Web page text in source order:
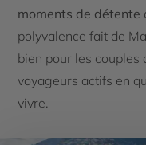
moments de détente
polyvalence fait de
bien pour les couples
voyageurs actifs en
vivre.